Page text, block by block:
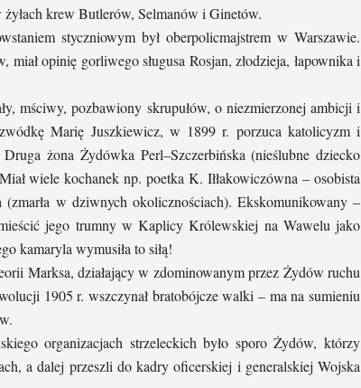
żyłach krew Butlerów, Selmanów i Ginetów.
styczniowym był oberpolicmajstrem w Warszawie.
opinię gorliwego sługusa Rosjan, złodzieja, łapownika i
mściwy, pozbawiony skrupułów, o niezmierzonej ambicji i
Marię Juszkiewicz, w 1899 r. porzuca katolicyzm i
żona Żydówka Perl–Szczerbińska (nieślubne dziecko
wiele kochanek np. poetka K. Iłłakowiczówna – osobista
w dziwnych okolicznościach). Ekskomunikowany –
jego trumny w Kaplicy Królewskiej na Wawelu jako
kamaryla wymusiła to siłą!
Marksa, działający w zdominowanym przez Żydów ruchu
1905 r. wszczynał bratobójcze walki – ma na sumieniu
organizacjach strzeleckich było sporo Żydów, którzy
a dalej przeszli do kadry oficerskiej i generalskiej Wojska